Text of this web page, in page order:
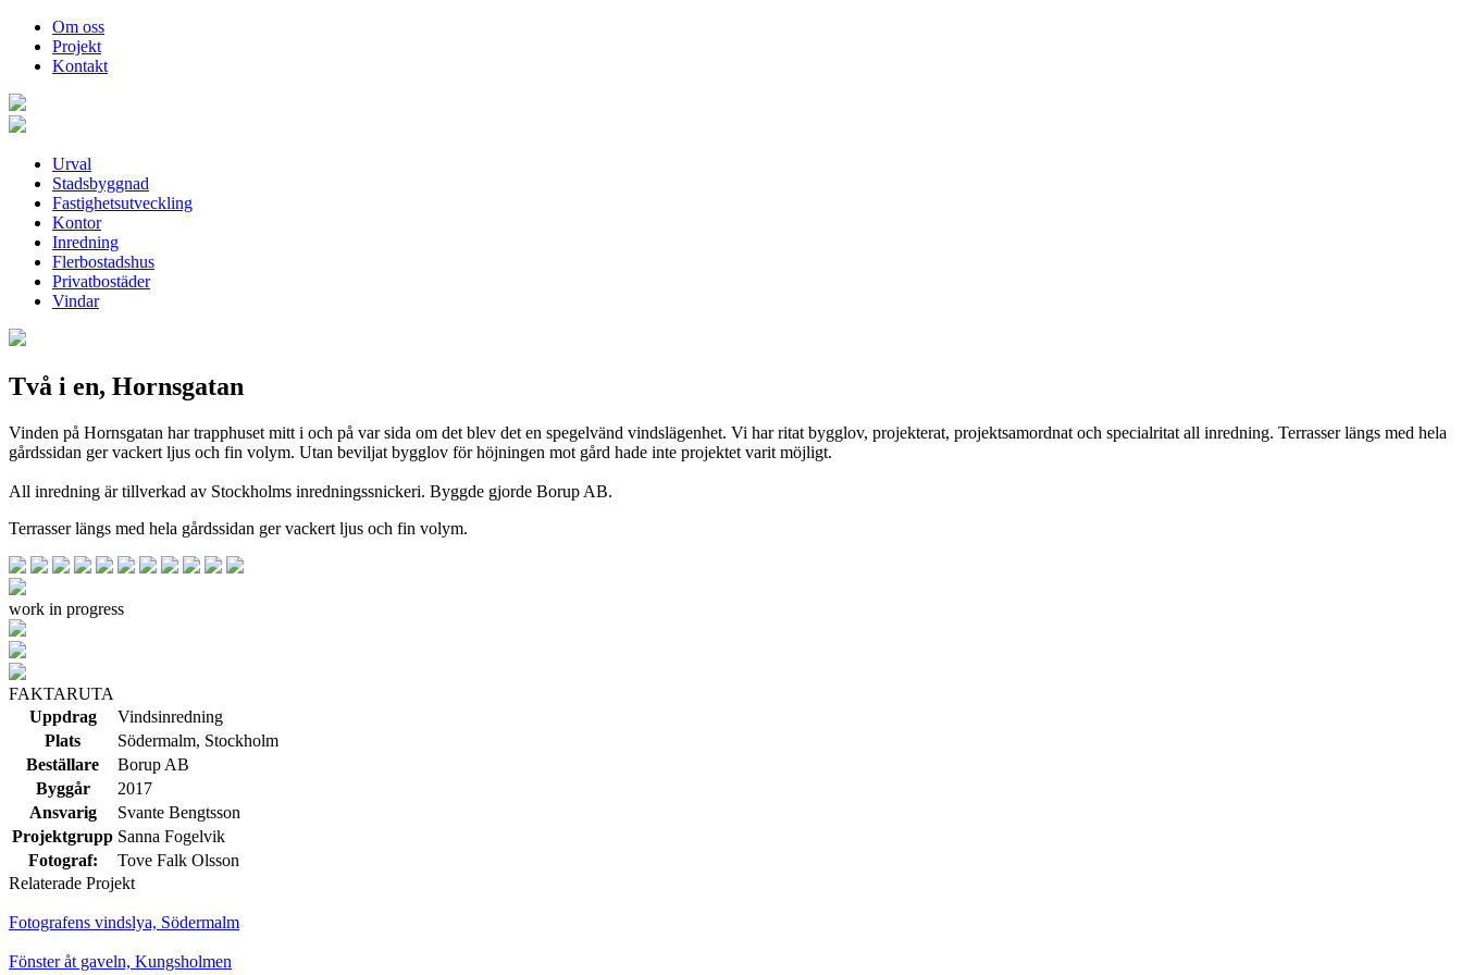
Om oss
Projekt
Kontakt
Urval
Stadsbyggnad
Fastighetsutveckling
Kontor
Inredning
Flerbostadshus
Privatbostäder
Vindar
Två i en, Hornsgatan
Vinden på Hornsgatan har trapphuset mitt i och på var sida om det blev det en spegelvänd vindslägenhet. Vi har ritat bygglov, projekterat, projektsamordnat och specialritat all inredning. Terrasser längs med hela
gårdssidan ger vackert ljus och fin volym. Utan beviljat bygglov för höjningen mot gård hade inte projektet varit möjligt.
All inredning är tillverkad av Stockholms inredningssnickeri. Byggde gjorde Borup AB.
Terrasser längs med hela gårdssidan ger vackert ljus och fin volym.
work in progress
FAKTARUTA
Uppdrag
Vindsinredning
Plats
Södermalm, Stockholm
Beställare
Borup AB
Byggår
2017
Ansvarig
Svante Bengtsson
Projektgrupp Sanna Fogelvik
Fotograf:
Tove Falk Olsson
Relaterade Projekt
Fotografens vindslya, Södermalm
Fönster åt gaveln, Kungsholmen